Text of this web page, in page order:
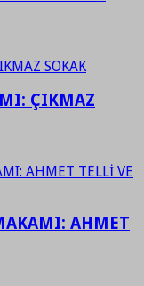
ÇIKMAZ
AHMET